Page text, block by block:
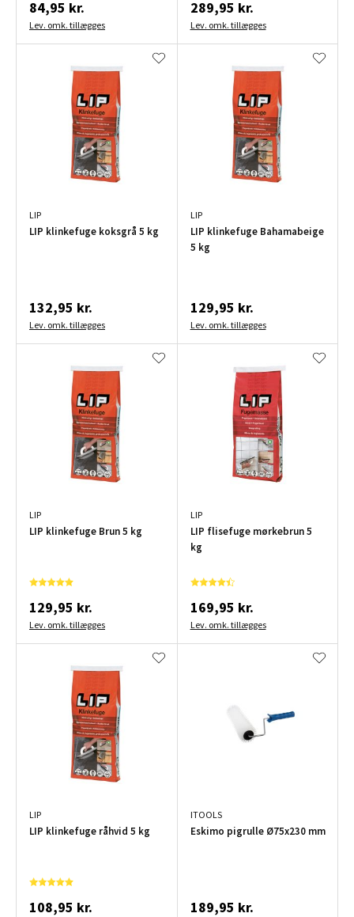
84,95 kr.
Lev. omk. tillægges
289,95 kr.
Lev. omk. tillægges
LIP
LIP klinkefuge koksgrå 5 kg
132,95 kr.
Lev. omk. tillægges
LIP
LIP klinkefuge Bahamabeige
5 kg
129,95 kr.
Lev. omk. tillægges
LIP
LIP klinkefuge Brun 5 kg
129,95 kr.
Lev. omk. tillægges
LIP
LIP flisefuge mørkebrun 5
kg
169,95 kr.
Lev. omk. tillægges
LIP
LIP klinkefuge råhvid 5 kg
108,95 kr.
ITOOLS
Eskimo pigrulle Ø75x230 mm
189,95 kr.